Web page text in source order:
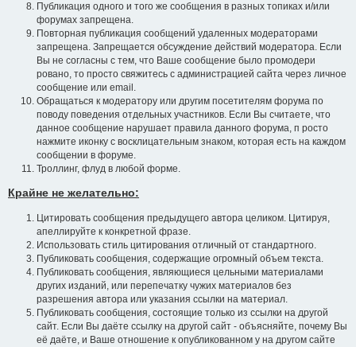
Публикация одного и того же сообщения в разных топиках и/или
форумах запрещена.
Повторная публикация сообщений удаленных модераторами
запрещена. Запрещается обсуждение действий модератора. Если
Вы не согласны с тем, что Ваше сообщение было промодери
ровано, то просто свяжитесь с администрацией сайта через личное
сообщение или email.
Обращаться к модератору или другим посетителям форума по
поводу поведения отдельных участников. Если Вы считаете, что
данное сообщение нарушает правила данного форума, п росто
нажмите иконку с восклицательным знаком, которая есть на каждом
сообщении в форуме.
Троллинг, флуд в любой форме.
Крайне не желательно:
Цитировать сообщения предыдущего автора целиком. Цитируя,
апеллируйте к конкретной фразе.
Использовать стиль цитирования отличный от стандартного.
Публиковать сообщения, содержащие огромный объем текста.
Публиковать сообщения, являющиеся цельными материалами
других изданий, или перепечатку чужих материалов без
разрешения автора или указания ссылки на материал.
Публиковать сообщения, состоящие только из ссылки на другой
сайт. Если Вы даёте ссылку на другой сайт - объясняйте, почему Вы
её даёте, и Ваше отношение к опубликованном у на другом сайте